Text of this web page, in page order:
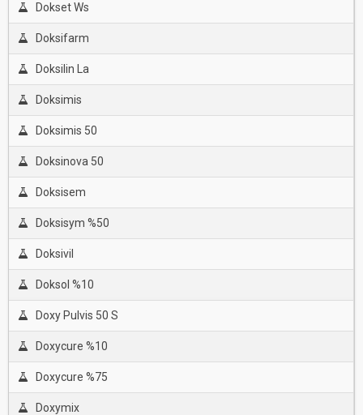
Dokset Ws
Doksifarm
Doksilin La
Doksimis
Doksimis 50
Doksinova 50
Doksisem
Doksisym %50
Doksivil
Doksol %10
Doxy Pulvis 50 S
Doxycure %10
Doxycure %75
Doxymix